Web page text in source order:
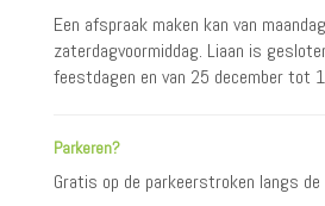
Een afspraak maken kan van
zaterdagvoormiddag. Liaan is
feestdagen en van 25 december tot
Parkeren?
Gratis op de parkeerstroken langs